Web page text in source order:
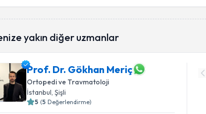
yakın diğer uzmanlar
Prof. Dr. Gökhan Meriç
Ortopedi ve Travmatoloji
İstanbul, Şişli
5 (5 Değerlendirme)